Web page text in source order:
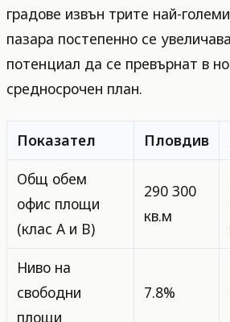
градове извън трите най-
пазара постепенно се
потенциал да се превърнат в
средносрочен план.
Показател Пловдив
Общ обем
офис площи
(клас A и B)
290 300
кв.м
Ниво на
свободни
площи
7.8%